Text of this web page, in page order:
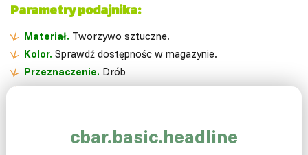
Parametry podajnika:
Materiał. Tworzywo sztuczne.
Kolor. Sprawdź dostępnośc w magazynie.
Przeznaczenie. Drób
Wymiary. Ø 320 x 760 mm / noga 160 mm.
cbar.basic.headline